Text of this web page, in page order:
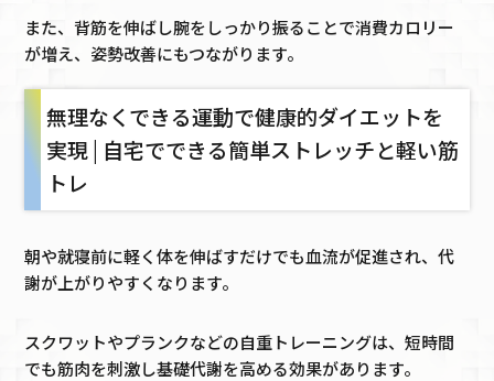
また、背筋を伸ばし腕をしっかり振ることで消費カロリー
が増え、姿勢改善にもつながります。
無理なくできる運動で健康的ダイエットを
実現 | 自宅でできる簡単ストレッチと軽い筋
トレ
朝や就寝前に軽く体を伸ばすだけでも血流が促進され、代
謝が上がりやすくなります。
スクワットやプランクなどの自重トレーニングは、短時間
でも筋肉を刺激し基礎代謝を高める効果があります。